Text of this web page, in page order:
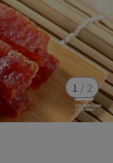
1 / 2